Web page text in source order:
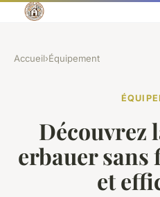
Accueil›Équipement
Découvrez
erbauer sans
et